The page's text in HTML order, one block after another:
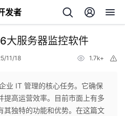
发者
大服务器监控软件
11/18 1.7k+
业 IT 管理的核心任务。它确保
提高运营效率。目前市面上有多
其独特的功能和优势。在这篇文